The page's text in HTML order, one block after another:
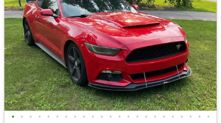
• • • • • • • • • • • • • • • • • • • • • • •